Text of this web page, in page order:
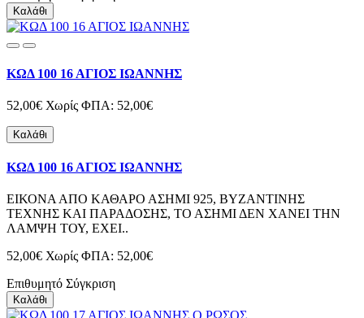
Καλάθι
ΚΩΔ 100 16 ΑΓΙΟΣ ΙΩΑΝΝΗΣ
52,00€ Χωρίς ΦΠΑ: 52,00€
Καλάθι
ΚΩΔ 100 16 ΑΓΙΟΣ ΙΩΑΝΝΗΣ
ΕΙΚΟΝΑ ΑΠΟ ΚΑΘΑΡΟ ΑΣΗΜΙ 925, ΒΥΖΑΝΤΙΝΗΣ
ΤΕΧΝΗΣ ΚΑΙ ΠΑΡΑΔΟΣΗΣ, ΤΟ ΑΣΗΜΙ ΔΕΝ ΧΑΝΕΙ ΤΗΝ
ΛΑΜΨΗ ΤΟΥ, ΕΧΕΙ..
52,00€ Χωρίς ΦΠΑ: 52,00€
Επιθυμητό Σύγκριση
Καλάθι